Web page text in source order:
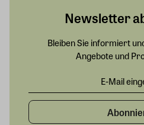
Newsletter
Bleiben Sie informiert
Angebote und